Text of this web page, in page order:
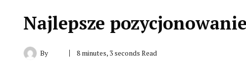
Najlepsze
By 8 minutes, 3 seconds Read